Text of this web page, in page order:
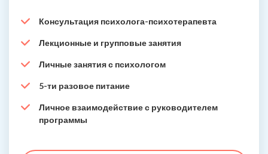
Консультация психолога-психотерапевта
Лекционные и групповые занятия
Личные занятия с психологом
5-ти разовое питание
Личное взаимодействие с руководителем
программы